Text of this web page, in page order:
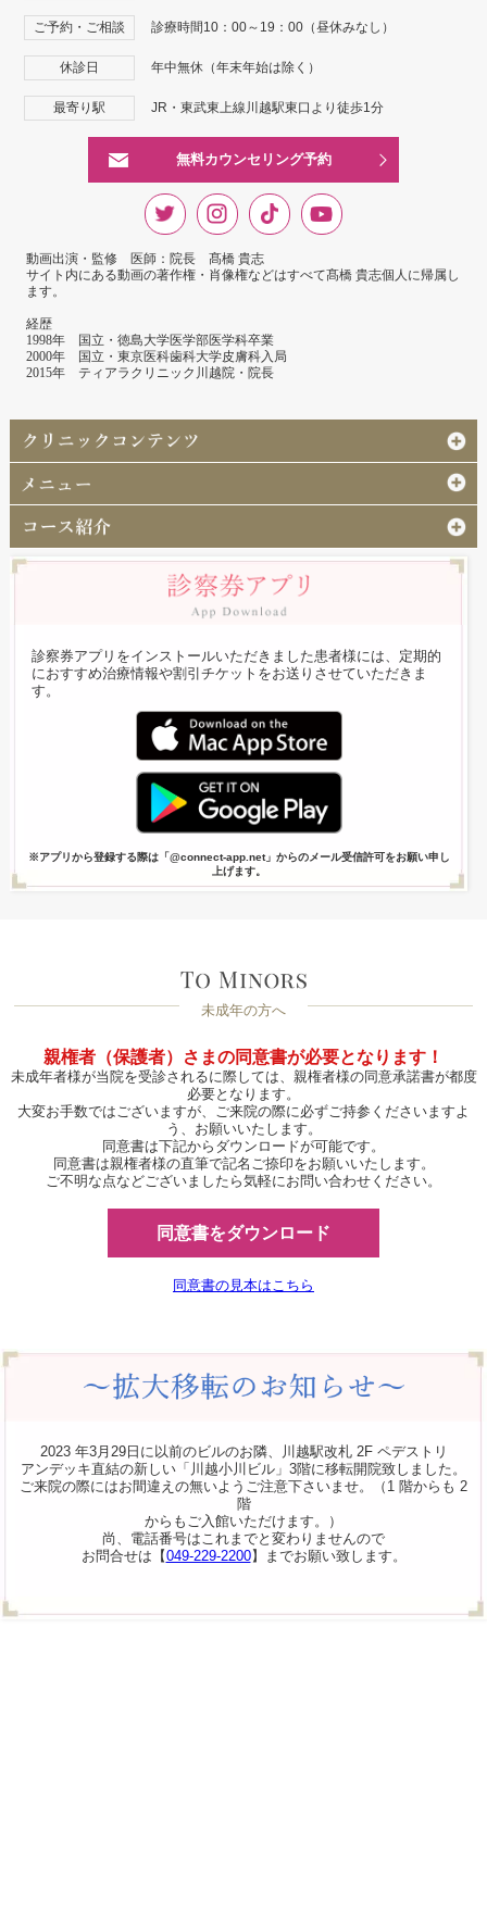
ご予約・ご相談 診療時間10：00～19：00（昼休みなし）
休診日 年中無休（年末年始は除く）
最寄り駅 JR・東武東上線川越駅東口より徒歩1分
無料カウンセリング予約
動画出演・監修 医師：院長 髙橋 貴志
サイト内にある動画の著作権・肖像権などはすべて髙橋 貴志個人に帰属し
ます。
経歴
1998年 国立・徳島大学医学部医学科卒業
2000年 国立・東京医科歯科大学皮膚科入局
2015年 ティアラクリニック川越院・院長
診察券アプリをインストールいただきました患者様には、定期的
におすすめ治療情報や割引チケットをお送りさせていただきま
す。
※アプリから登録する際は「@connect-app.net」からのメール受信許可をお願い申し
上げます。
未成年の方へ
親権者（保護者）さまの同意書が必要となります！
未成年者様が当院を受診されるに際しては、親権者様の同意承諾書が都度
必要となります。
大変お手数ではございますが、ご来院の際に必ずご持参くださいますよ
う、お願いいたします。
同意書は下記からダウンロードが可能です。
同意書は親権者様の直筆で記名ご捺印をお願いいたします。
ご不明な点などございましたら気軽にお問い合わせください。
同意書をダウンロード
同意書の見本はこちら
2023 年3月29日に以前のビルのお隣、川越駅改札 2F ペデストリ
アンデッキ直結の新しい「川越小川ビル」3階に移転開院致しました。
ご来院の際にはお間違えの無いようご注意下さいませ。（1 階からも 2
階
からもご入館いただけます。）
尚、電話番号はこれまでと変わりませんので
お問合せは【049-229-2200】までお願い致します。